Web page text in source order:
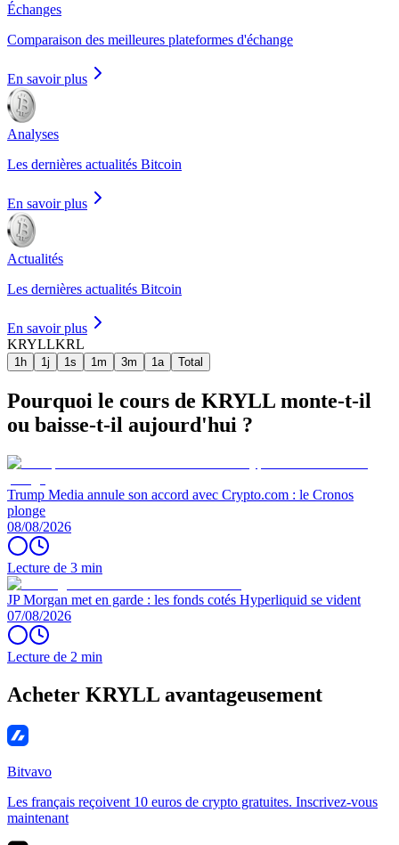
Échanges
Comparaison des meilleures plateformes d'échange
En savoir plus
Analyses
Les dernières actualités Bitcoin
En savoir plus
Actualités
Les dernières actualités Bitcoin
En savoir plus
KRYLLKRL
1h 1j 1s 1m 3m 1a Total
Pourquoi le cours de KRYLL monte-t-il
ou baisse-t-il aujourd'hui ?
Trump Media annule son accord avec Crypto.com : le Cronos
plonge
08/08/2026
Lecture de 3 min
JP Morgan met en garde : les fonds cotés Hyperliquid se vident
07/08/2026
Lecture de 2 min
Acheter KRYLL avantageusement
Bitvavo
Les français reçoivent 10 euros de crypto gratuites. Inscrivez-vous
maintenant